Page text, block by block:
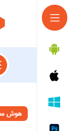
هوش